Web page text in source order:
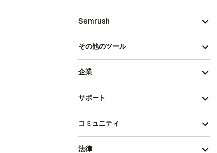
Semrush
その他のツール
企業
サポート
コミュニティ
法律